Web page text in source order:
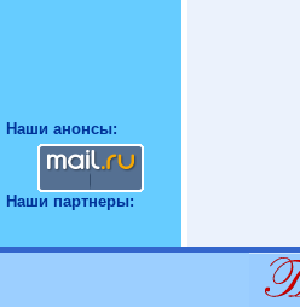
Наши анонсы:
Наши партнеры: